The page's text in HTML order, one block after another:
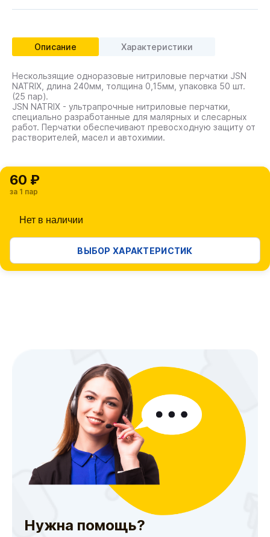
Описание Характеристики
Нескользящие одноразовые нитриловые перчатки JSN
NATRIX, длина 240мм, толщина 0,15мм, упаковка 50 шт.
(25 пар).
JSN NATRIX - ультрапрочные нитриловые перчатки,
специально разработанные для малярных и слесарных
работ. Перчатки обеспечивают превосходную защиту от
растворителей, масел и автохимии.
60 ₽
за 1 пар
Нет в наличии
ВЫБОР ХАРАКТЕРИСТИК
Нужна помощь?